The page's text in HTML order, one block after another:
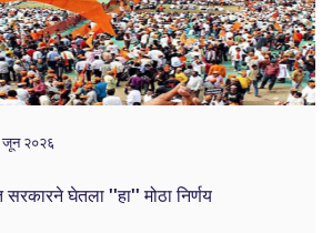
जून २०२६
सरकारने घेतला ''हा'' मोठा निर्णय